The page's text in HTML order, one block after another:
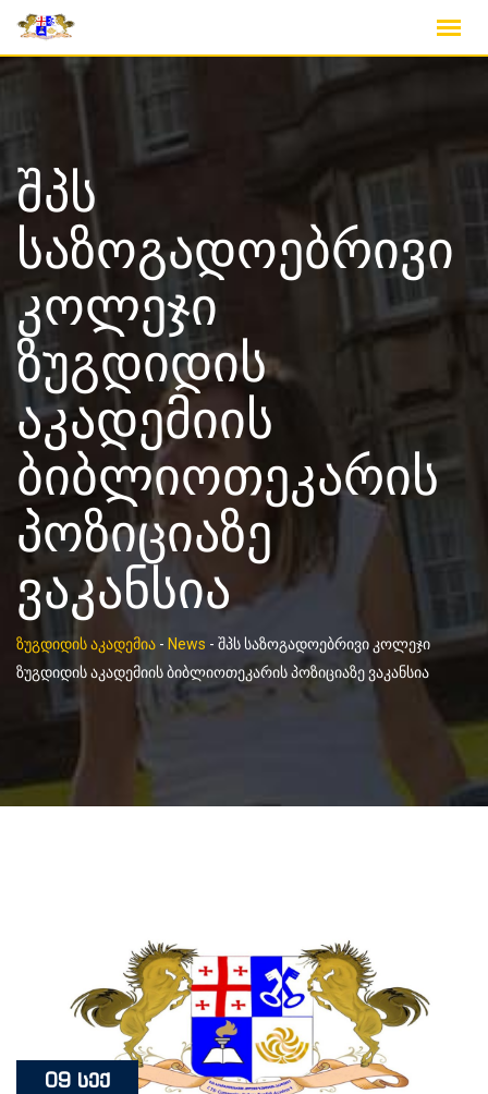
Skip
შპს
საზოგადოებრივი
კოლეჯი
ზუგდიდის
აკადემიის
ბიბლიოთეკარის
პოზიციაზე
ვაკანსია
ზუგდიდის აკადემია - News - შპს საზოგადოებრივი კოლეჯი
ზუგდიდის აკადემიის ბიბლიოთეკარის პოზიციაზე ვაკანსია
09 სექ